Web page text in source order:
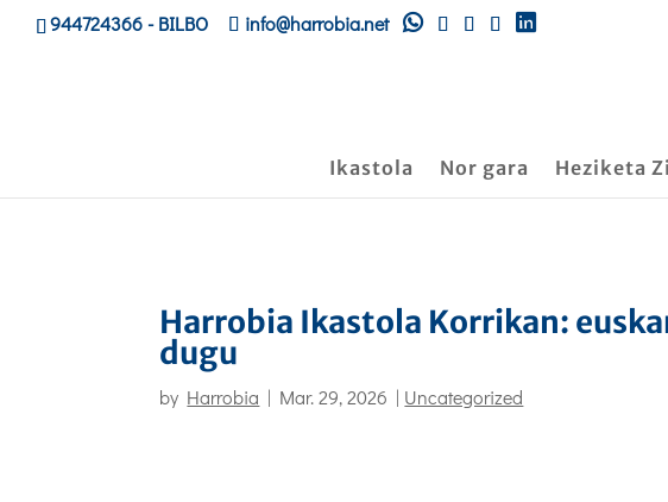
944724366- BILBO info@harrobia.net
Ikastola Nor gara Heziketa
Harrobia Ikastola Korrikan:
dugu
by Harrobia | Mar. 29, 2026 | Uncategorized